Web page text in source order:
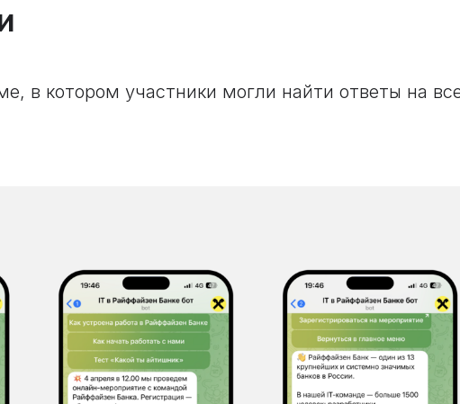
в котором участники могли найти ответы на